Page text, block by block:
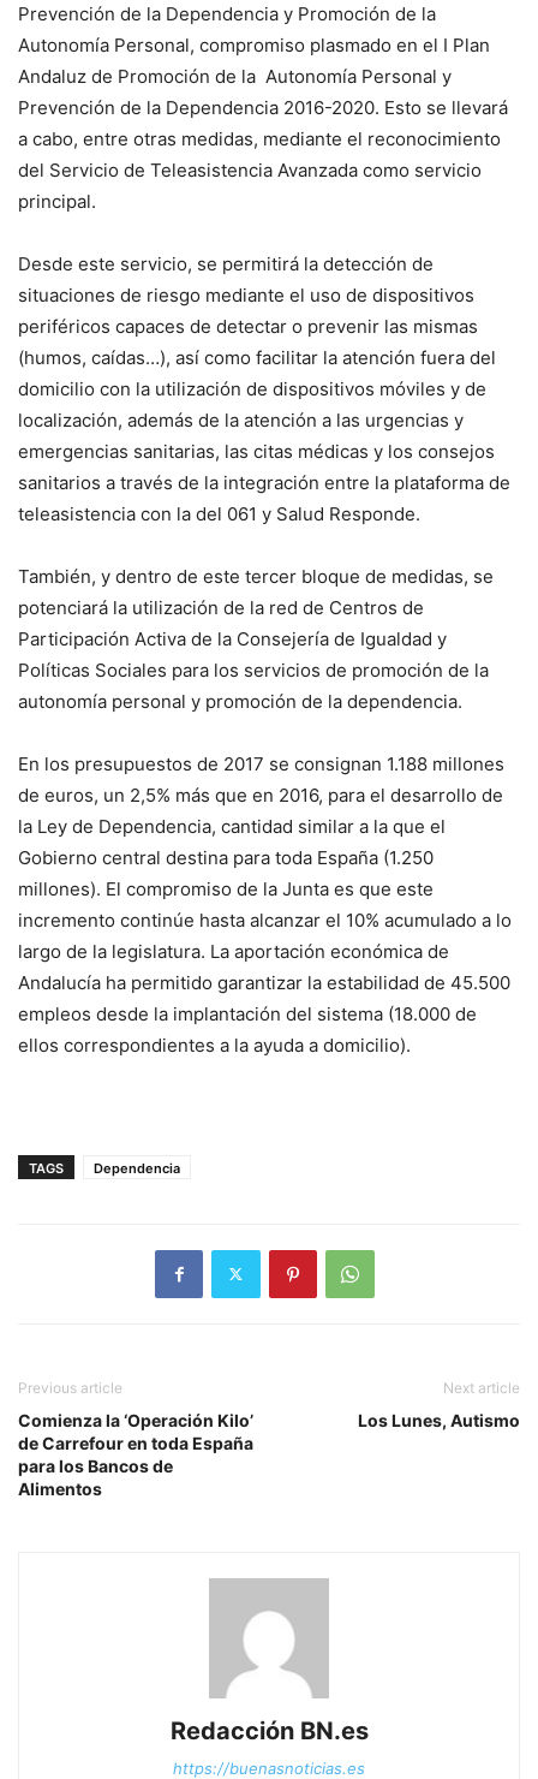
Prevención de la Dependencia y Promoción de la
Autonomía Personal, compromiso plasmado en el I Plan
Andaluz de Promoción de la Autonomía Personal y
Prevención de la Dependencia 2016-2020. Esto se llevará
a cabo, entre otras medidas, mediante el reconocimiento
del Servicio de Teleasistencia Avanzada como servicio
principal.
Desde este servicio, se permitirá la detección de
situaciones de riesgo mediante el uso de dispositivos
periféricos capaces de detectar o prevenir las mismas
(humos, caídas…), así como facilitar la atención fuera del
domicilio con la utilización de dispositivos móviles y de
localización, además de la atención a las urgencias y
emergencias sanitarias, las citas médicas y los consejos
sanitarios a través de la integración entre la plataforma de
teleasistencia con la del 061 y Salud Responde.
También, y dentro de este tercer bloque de medidas, se
potenciará la utilización de la red de Centros de
Participación Activa de la Consejería de Igualdad y
Políticas Sociales para los servicios de promoción de la
autonomía personal y promoción de la dependencia.
En los presupuestos de 2017 se consignan 1.188 millones
de euros, un 2,5% más que en 2016, para el desarrollo de
la Ley de Dependencia, cantidad similar a la que el
Gobierno central destina para toda España (1.250
millones). El compromiso de la Junta es que este
incremento continúe hasta alcanzar el 10% acumulado a lo
largo de la legislatura. La aportación económica de
Andalucía ha permitido garantizar la estabilidad de 45.500
empleos desde la implantación del sistema (18.000 de
ellos correspondientes a la ayuda a domicilio).
TAGS Dependencia
Previous article
Comienza la ‘Operación Kilo’
de Carrefour en toda España
para los Bancos de
Alimentos
Next article
Los Lunes, Autismo
Redacción BN.es
https://buenasnoticias.es